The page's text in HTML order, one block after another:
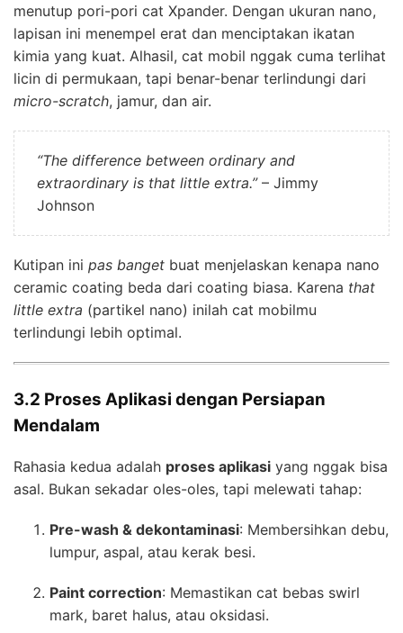
menutup pori-pori cat Xpander. Dengan ukuran nano,
lapisan ini menempel erat dan menciptakan ikatan
kimia yang kuat. Alhasil, cat mobil nggak cuma terlihat
licin di permukaan, tapi benar-benar terlindungi dari
micro-scratch, jamur, dan air.
“The difference between ordinary and
extraordinary is that little extra.”– Jimmy
Johnson
Kutipan ini pas banget buat menjelaskan kenapa nano
ceramic coating beda dari coating biasa. Karena that
little extra (partikel nano) inilah cat mobilmu
terlindungi lebih optimal.
3.2 Proses Aplikasi dengan Persiapan
Mendalam
Rahasia kedua adalah proses aplikasi yang nggak bisa
asal. Bukan sekadar oles-oles, tapi melewati tahap:
Pre-wash & dekontaminasi: Membersihkan debu,
lumpur, aspal, atau kerak besi.
Paint correction: Memastikan cat bebas swirl
mark, baret halus, atau oksidasi.